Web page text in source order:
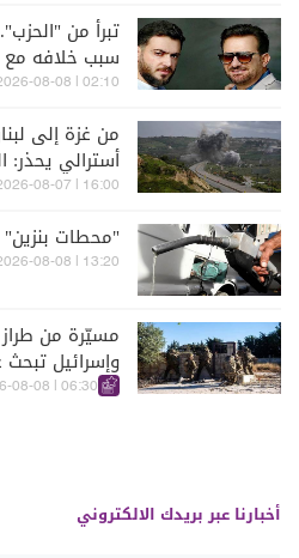
تبرأ من
سبب خلافه مع
02:10 | 2026-08-08
من غزة إلى
أسترالي
مراحله
16:00 | 2026-08-07
"محطات بنزين"
13:20 | 2026-08-08
وإسرائيل
06:30 | 2026-08-08
أخبارنا عبر بريدك الالكتروني